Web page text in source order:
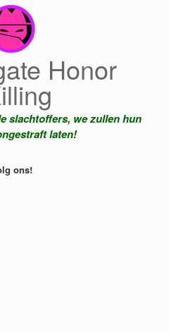
Honor
slachtoffers, we zullen hun
laten!
ons!